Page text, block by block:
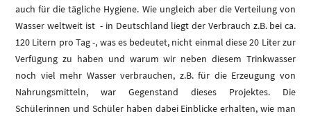
auch für die tägliche Hygiene. Wie ungleich aber die Verteilung von
Wasser weltweit ist - in Deutschland liegt der Verbrauch z.B. bei ca.
120 Litern pro Tag -, was es bedeutet, nicht einmal diese 20 Liter zur
Verfügung zu haben und warum wir neben diesem Trinkwasser
noch viel mehr Wasser verbrauchen, z.B. für die Erzeugung von
Nahrungsmitteln, war Gegenstand dieses Projektes. Die
Schülerinnen und Schüler haben dabei Einblicke erhalten, wie man